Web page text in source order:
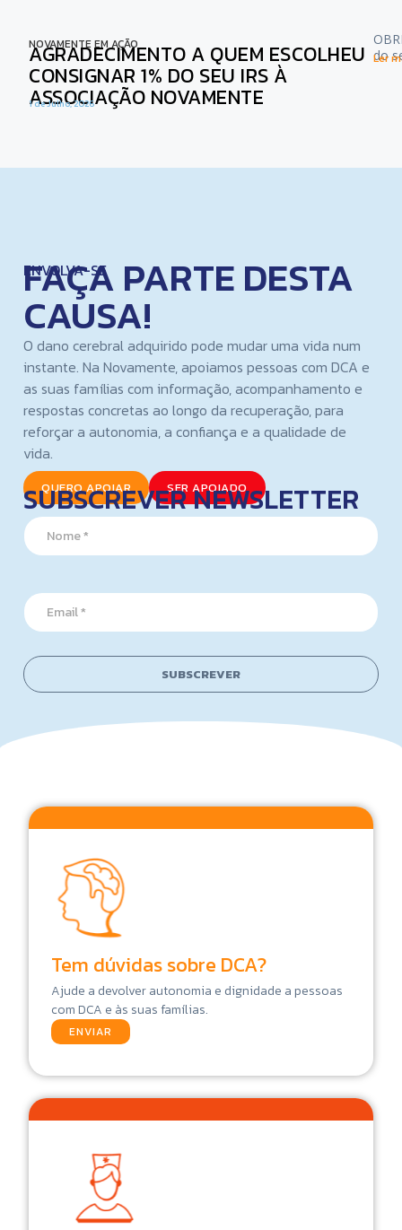
NOVAMENTE EM AÇÃO
AGRADECIMENTO A QUEM ESCOLHEU
CONSIGNAR 1% DO SEU IRS À
ASSOCIAÇÃO NOVAMENTE
1 de Julho, 2026
do
Ler
ENVOLVA-SE
FAÇA PARTE DESTA
CAUSA!
O dano cerebral adquirido pode mudar uma vida num
instante. Na Novamente, apoiamos pessoas com DCA e
as suas famílias com informação, acompanhamento e
respostas concretas ao longo da recuperação, para
reforçar a autonomia, a confiança e a qualidade de
vida.
QUERO APOIAR SER APOIADO
SUBSCREVER NEWSLETTER
N
a
m
E
m
l
E
i
E
m
a
l
*
SUBSCREVER
Tem dúvidas sobre DCA?
Ajude a devolver autonomia e dignidade a pessoas
com DCA e às suas famílias.
ENVIAR